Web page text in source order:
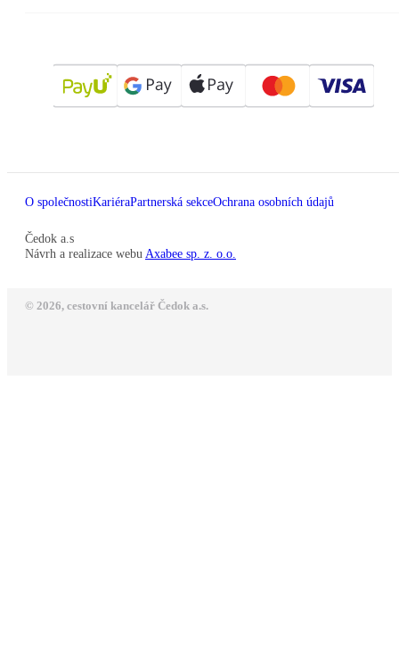
O společnostiKariéraPartnerská sekceOchrana osobních údajů
Čedok a.s
Návrh a realizace webu Axabee sp. z. o.o.
© 2026, cestovní kancelář Čedok a.s.